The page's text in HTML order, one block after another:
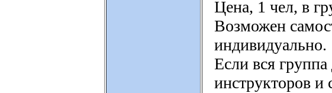
Цена, 1 чел, в
Возможен
индивидуально.
Если вся группа
инструкторов и